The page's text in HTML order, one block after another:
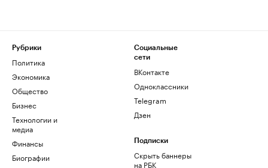
Рубрики
Политика
Экономика
Общество
Бизнес
Технологии и
медиа
Финансы
Биографии
Социальные
сети
ВКонтакте
Одноклассники
Telegram
Дзен
Подписки
Скрыть баннеры
на РБК